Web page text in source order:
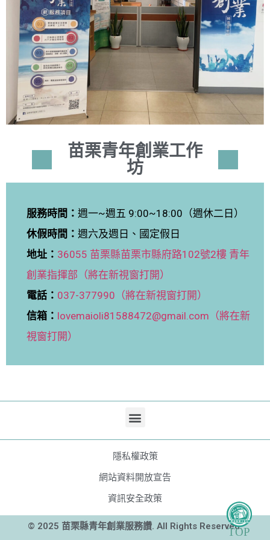
苗栗青年創業工作
坊
服務時間： 週一~週五 9:00~18:00（週休二日）
休假時間： 週六及週日、國定假日
地址： 36055 苗栗縣苗栗市縣府路102號2樓 青年
創業指揮部（將在新視窗打開）
電話： 037-377990（將在新視窗打開）
信箱： lovemaioli81588472@gmail.com（將在新
視窗打開）
隱私權政策
網站資料開放宣告
資訊安全政策
© 2025 苗栗縣青年創業服務讚. All Rights Reserved.
TOP